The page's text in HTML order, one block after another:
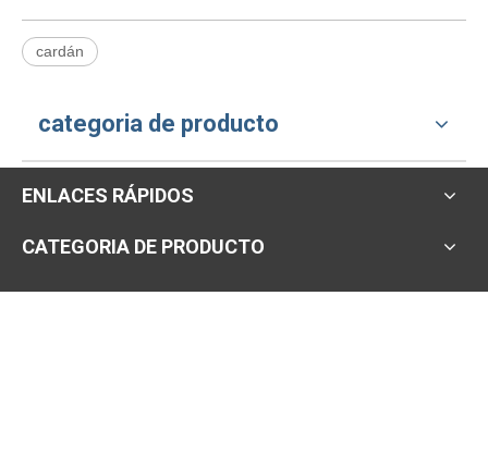
cardán
categoria de producto
ENLACES RÁPIDOS
CATEGORIA DE PRODUCTO